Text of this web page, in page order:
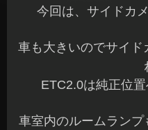
今回は、サイドカ
車も大きいのでサイド
ETC2.0は純正位置
車室内のルームランプ